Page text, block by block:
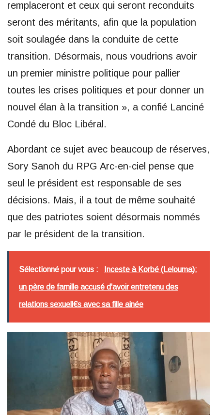
remplaceront et ceux qui seront reconduits
seront des méritants, afin que la population
soit soulagée dans la conduite de cette
transition. Désormais, nous voudrions avoir
un premier ministre politique pour pallier
toutes les crises politiques et pour donner un
nouvel élan à la transition », a confié Lanciné
Condé du Bloc Libéral.
Abordant ce sujet avec beaucoup de réserves,
Sory Sanoh du RPG Arc-en-ciel pense que
seul le président est responsable de ses
décisions. Mais, il a tout de même souhaité
que des patriotes soient désormais nommés
par le président de la transition.
Sélectionné pour vous : Inceste à Korbé (Lelouma):
un père de famille accusé d'avoir entretenu des
relations sexuell€s avec sa fille ainée